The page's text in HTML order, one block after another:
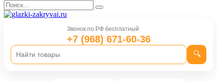
Перейти
к
содержанию
Search
for:
Звонок по РФ бесплатный
+7 (968) 671-60-36
🔍